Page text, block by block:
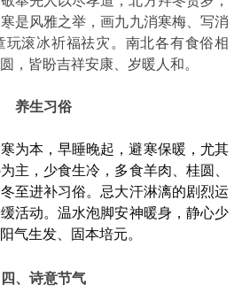
是风雅之举，画九九消寒梅、写消
滚冰祈福祛灾。南北各有食俗相
，皆盼吉祥安康、岁暖人和。
养生习俗
为本，早睡晚起，避寒保暖，尤其
主，少食生冷，多食羊肉、桂圆、
至进补习俗。忌大汗淋漓的剧烈运
活动。温水泡脚安神暖身，静心少
气生发、固本培元。
四、诗意节气